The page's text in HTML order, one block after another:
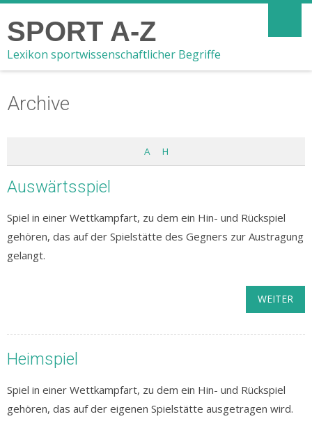
SPORT A-Z
Lexikon sportwissenschaftlicher Begriffe
Archive
A H
Auswärtsspiel
Spiel in einer Wettkampfart, zu dem ein Hin- und Rückspiel
gehören, das auf der Spielstätte des Gegners zur Austragung
gelangt.
WEITER
Heimspiel
Spiel in einer Wettkampfart, zu dem ein Hin- und Rückspiel
gehören, das auf der eigenen Spielstätte ausgetragen wird.